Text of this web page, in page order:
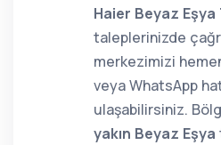
Haier Beyaz
taleplerinizde
merkezimizi
veya WhatsApp
ulaşabilirsiniz.
yakın Beyaz Eşya